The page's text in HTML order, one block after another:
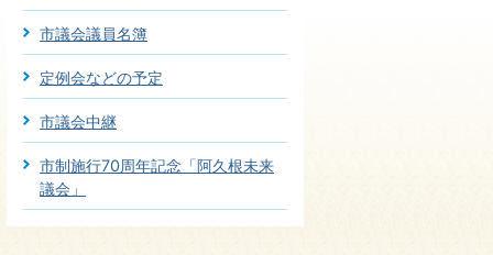
市議会議員名簿
定例会などの予定
市議会中継
市制施行70周年記念「阿久根未来
議会」